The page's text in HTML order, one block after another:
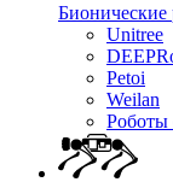
Бионические
Unitree
Petoi
Weilan
Роботы